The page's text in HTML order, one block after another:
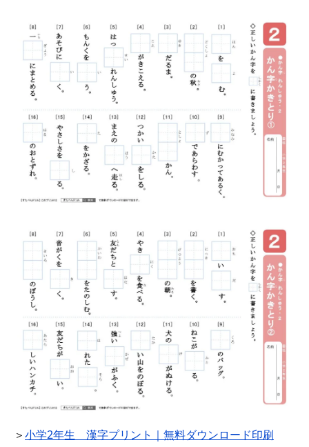
＞小学2年生 漢字プリント｜無料ダウンロード印刷